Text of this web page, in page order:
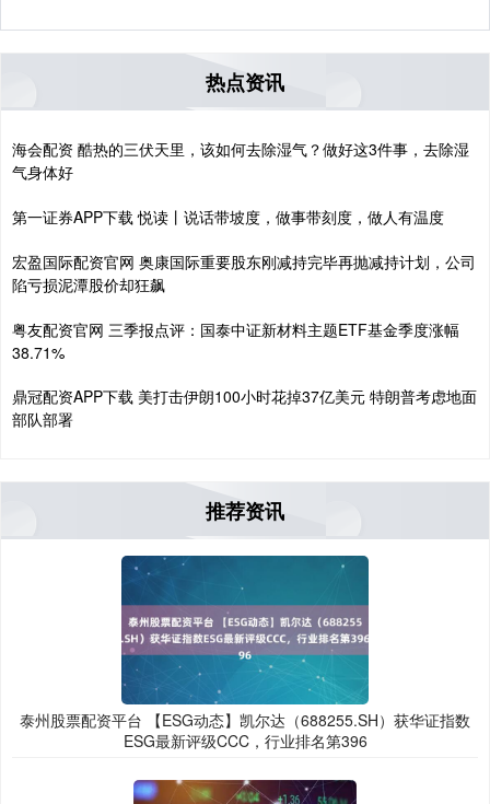
热点资讯
海会配资 酷热的三伏天里，该如何去除湿气？做好这3件事，去除湿
气身体好
第一证券APP下载 悦读丨说话带坡度，做事带刻度，做人有温度
宏盈国际配资官网 奥康国际重要股东刚减持完毕再抛减持计划，公司
陷亏损泥潭股价却狂飙
粤友配资官网 三季报点评：国泰中证新材料主题ETF基金季度涨幅
38.71%
鼎冠配资APP下载 美打击伊朗100小时花掉37亿美元 特朗普考虑地面
部队部署
推荐资讯
泰州股票配资平台 【ESG动态】凯尔达（688255.SH）获华证指数
ESG最新评级CCC，行业排名第396